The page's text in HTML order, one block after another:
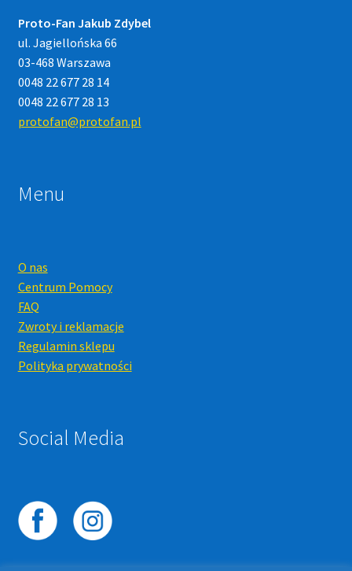
Proto-Fan Jakub Zdybel
ul. Jagiellońska 66
03-468 Warszawa
0048 22 677 28 14
0048 22 677 28 13
protofan@protofan.pl
Menu
O nas
Centrum Pomocy
FAQ
Zwroty i reklamacje
Regulamin sklepu
Polityka prywatności
Social Media